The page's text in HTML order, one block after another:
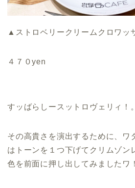
▲ストロベリークリームクロワッ
４７０yen
すッばらしースットロヴェリィ！。
その高貴さを演出するために、ワ
はトーンを１つ下げてクリムゾン
色を前面に押し出してみましたワ